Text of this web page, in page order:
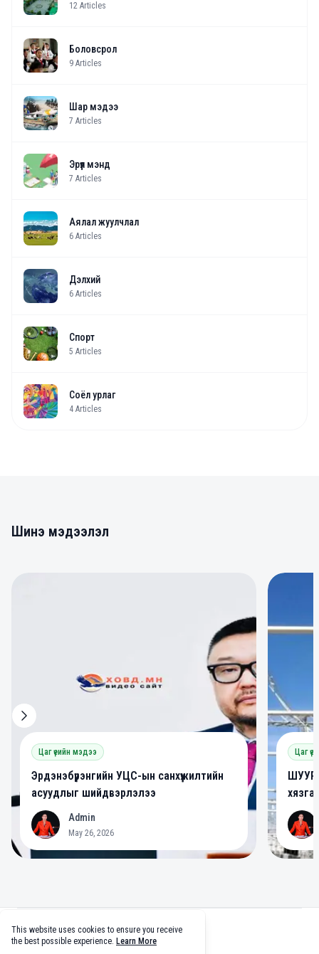
12 Articles
Боловсрол
9 Articles
Шар мэдээ
7 Articles
Эрүүл мэнд
7 Articles
Аялал жуулчлал
6 Articles
Дэлхий
6 Articles
Спорт
5 Articles
Соёл урлаг
4 Articles
Шинэ мэдээлэл
Цаг үеийн мэдээ
Эрдэнэбүрэнгийн УЦС-ын санхүүжилтийн
асуудлыг шийдвэрлэлээ
A Admin
May 26, 2026
Цаг
A
facebook
twittergithubtiktok
This website uses cookies to ensure you receive
the best possible experience. Learn More